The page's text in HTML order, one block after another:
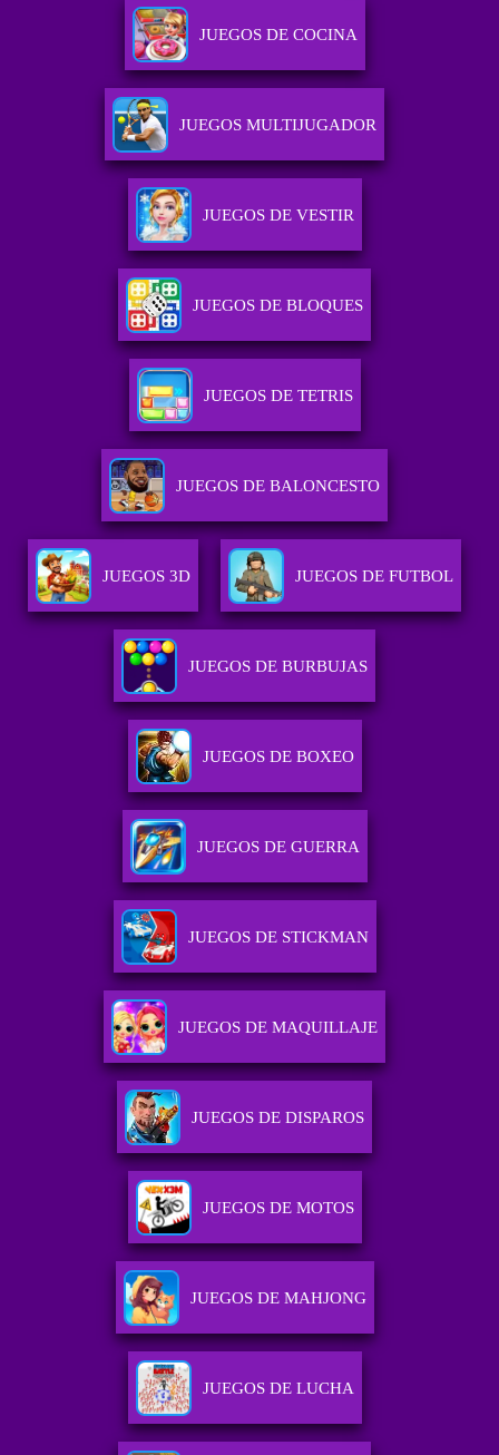
JUEGOS DE COCINA
JUEGOS MULTIJUGADOR
JUEGOS DE VESTIR
JUEGOS DE BLOQUES
JUEGOS DE TETRIS
JUEGOS DE BALONCESTO
JUEGOS 3D JUEGOS DE FUTBOL
JUEGOS DE BURBUJAS
JUEGOS DE BOXEO
JUEGOS DE GUERRA
JUEGOS DE STICKMAN
JUEGOS DE MAQUILLAJE
JUEGOS DE DISPAROS
JUEGOS DE MOTOS
JUEGOS DE MAHJONG
JUEGOS DE LUCHA